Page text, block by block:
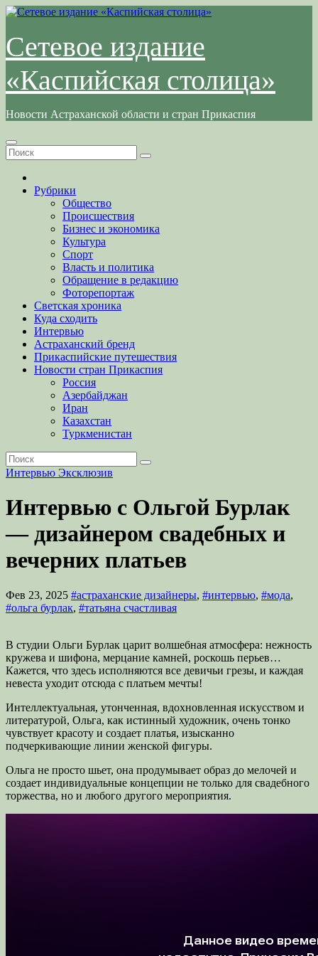
Перейти
содержимому
Сетевое издание
«Каспийская столица»
Новости Астраханской области и стран Прикаспия
Рубрики
Общество
Происшествия
Бизнес и экономика
Культура
Спорт
Власть и политика
Обращение в редакцию
Фоторепортаж
Светская хроника
Куда сходить
Интервью
Астраханский бренд
Прикаспийские путешествия
Новости стран Прикаспия
Россия
Азербайджан
Иран
Казахстан
Туркменистан
Интервью Эксклюзив
Интервью с Ольгой Бурлак
— дизайнером свадебных и
вечерних платьев
Фев 23, 2025 #астраханские дизайнеры, #интервью, #мода,
#ольга бурлак, #татьяна счастливая
В студии Ольги Бурлак царит волшебная атмосфера: нежность
кружева и шифона, мерцание камней, роскошь перьев…
Кажется, что здесь исполняются все девичьи грезы, и каждая
невеста уходит отсюда с платьем мечты!
Интеллектуальная, утонченная, вдохновленная искусством и
литературой, Ольга, как истинный художник, очень тонко
чувствует красоту и создает платья, изысканно
подчеркивающие линии женской фигуры.
Ольга не просто шьет, она продумывает образ до мелочей и
создает индивидуальные концепции не только для свадебного
торжества, но и любого другого мероприятия.